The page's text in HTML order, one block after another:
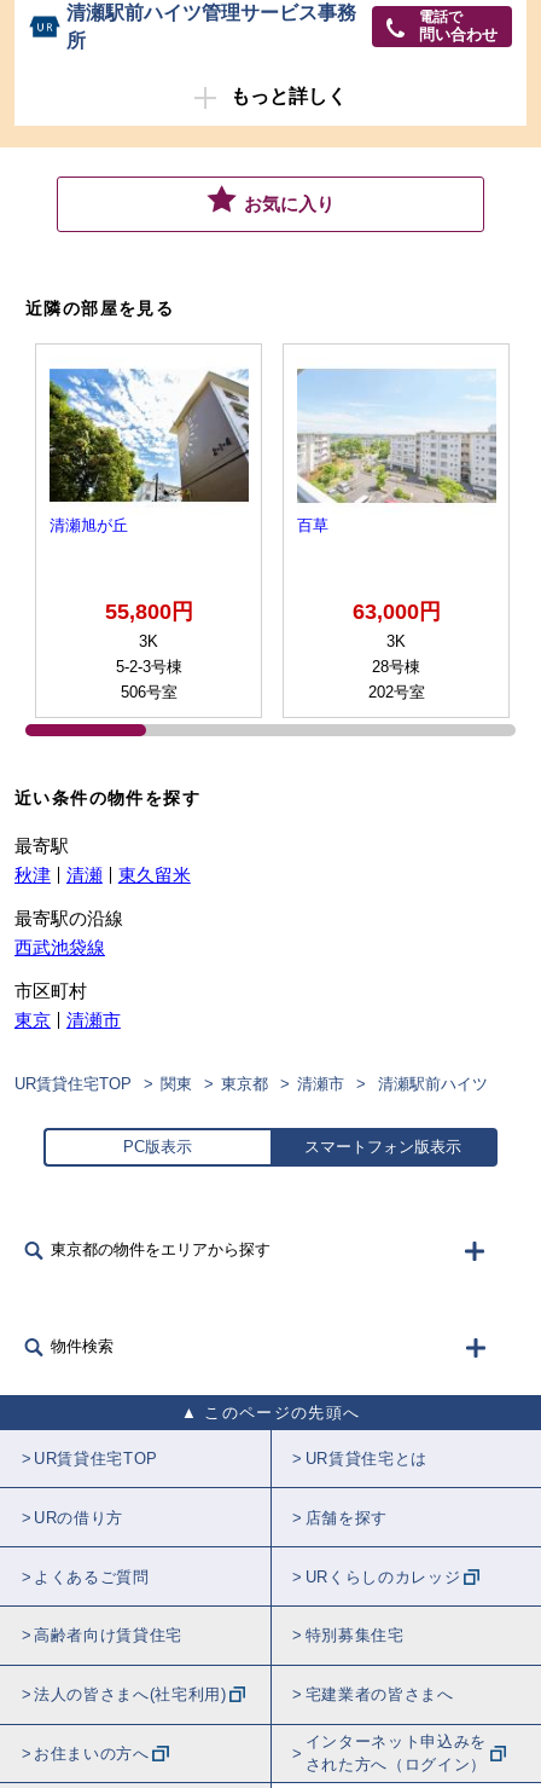
清瀬駅前ハイツ管理サービス事務
所
電話で
問い合わせ
もっと詳しく
お気に入り
近隣の部屋を見る
清瀬旭が丘
55,800円
3K
5-2-3号棟
506号室
百草
63,000円
3K
28号棟
202号室
近い条件の物件を探す
最寄駅
秋津
清瀬 東久留米
最寄駅の沿線
西武池袋線
市区町村
東京
清瀬市
UR賃貸住宅TOP 関東 東京都 清瀬市 清瀬駅前ハイツ
PC版表示 スマートフォン版表示
東京都の物件をエリアから探す
物件検索
このページの先頭へ
UR賃貸住宅TOP UR賃貸住宅とは
URの借り方 店舗を探す
よくあるご質問 URくらしのカレッジ
高齢者向け賃貸住宅 特別募集住宅
法人の皆さまへ(社宅利用) 宅建業者の皆さまへ
お住まいの方へ
インターネット申込みを
された方へ（ログイン）